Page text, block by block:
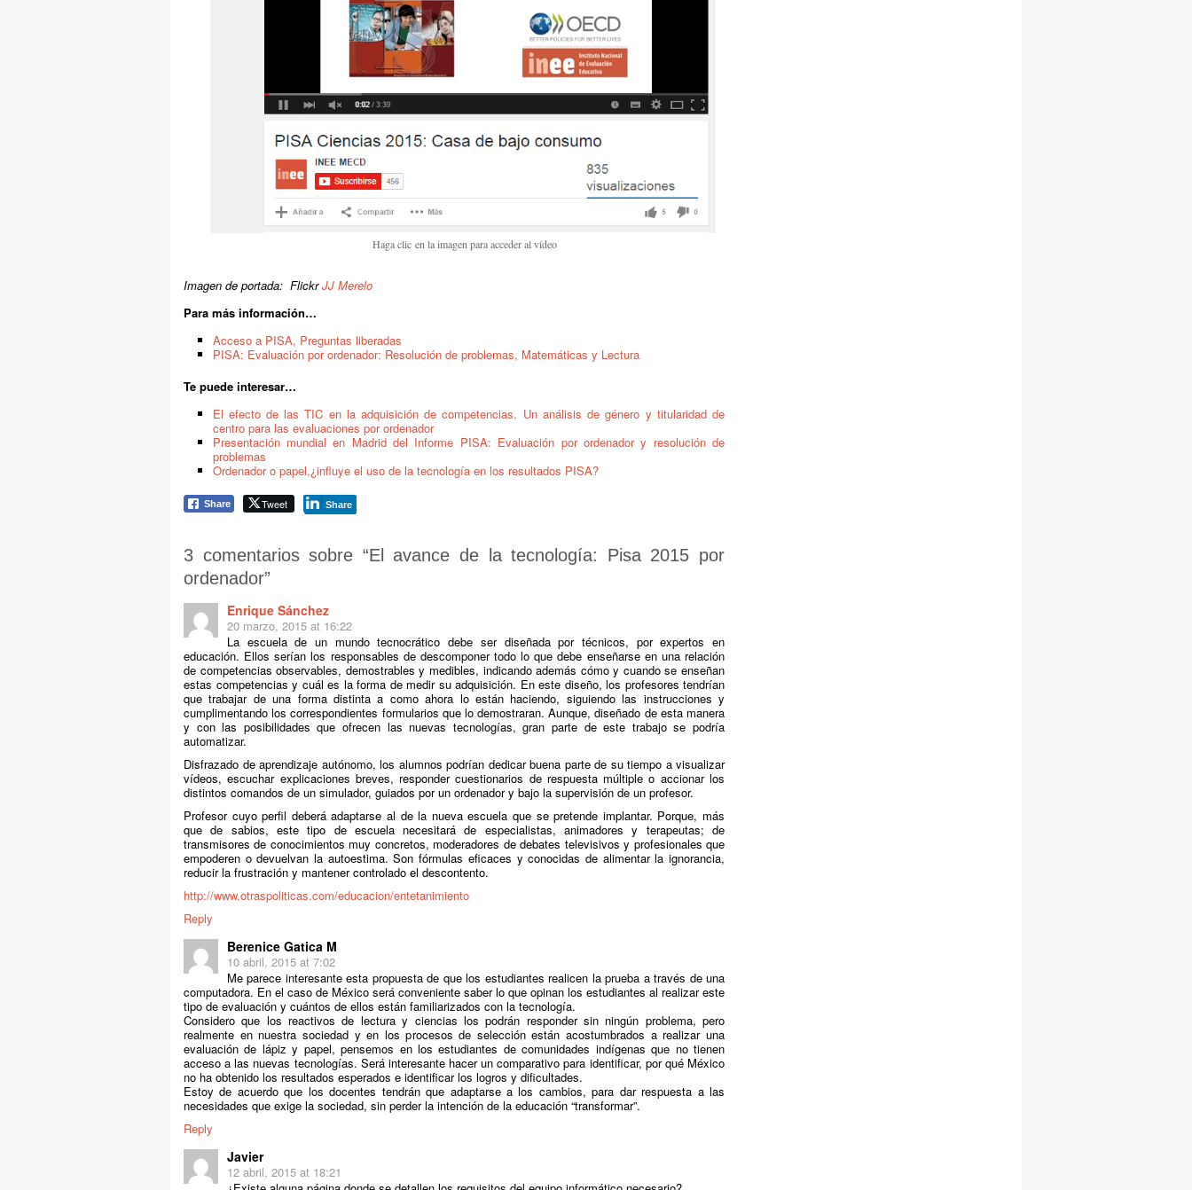
Haga clic en la imagen para acceder al vídeo
Imagen de portada: FlickrJJ Merelo
Para más información…
Acceso a PISA, Preguntas liberadas
PISA: Evaluación por ordenador: Resolución de problemas, Matemáticas y Lectura
Te puede interesar…
El efecto de las TIC en la adquisición de competencias. Un análisis de género y titularidad de
centro para las evaluaciones por ordenador
Presentación mundial en Madrid del Informe PISA: Evaluación por ordenador y resolución de
problemas
Ordenador o papel,¿influye el uso de la tecnología en los resultados PISA?
Share Tweet Share
3 comentarios sobre “El avance de la tecnología: Pisa 2015 por
ordenador”
Enrique Sánchez
20 marzo, 2015 at 16:22
La escuela de un mundo tecnocrático debe ser diseñada por técnicos, por expertos en
educación. Ellos serían los responsables de descomponer todo lo que debe enseñarse en una relación
de competencias observables, demostrables y medibles, indicando además cómo y cuando se enseñan
estas competencias y cuál es la forma de medir su adquisición. En este diseño, los profesores tendrían
que trabajar de una forma distinta a como ahora lo están haciendo, siguiendo las instrucciones y
cumplimentando los correspondientes formularios que lo demostraran. Aunque, diseñado de esta manera
y con las posibilidades que ofrecen las nuevas tecnologías, gran parte de este trabajo se podría
automatizar.
Disfrazado de aprendizaje autónomo, los alumnos podrían dedicar buena parte de su tiempo a visualizar
vídeos, escuchar explicaciones breves, responder cuestionarios de respuesta múltiple o accionar los
distintos comandos de un simulador, guiados por un ordenador y bajo la supervisión de un profesor.
Profesor cuyo perfil deberá adaptarse al de la nueva escuela que se pretende implantar. Porque, más
que de sabios, este tipo de escuela necesitará de especialistas, animadores y terapeutas; de
transmisores de conocimientos muy concretos, moderadores de debates televisivos y profesionales que
empoderen o devuelvan la autoestima. Son fórmulas eficaces y conocidas de alimentar la ignorancia,
reducir la frustración y mantener controlado el descontento.
http://www.otraspoliticas.com/educacion/entetanimiento
Reply
Berenice Gatica M
10 abril, 2015 at 7:02
Me parece interesante esta propuesta de que los estudiantes realicen la prueba a través de una
computadora. En el caso de México será conveniente saber lo que opinan los estudiantes al realizar este
tipo de evaluación y cuántos de ellos están familiarizados con la tecnología.
Considero que los reactivos de lectura y ciencias los podrán responder sin ningún problema, pero
realmente en nuestra sociedad y en los procesos de selección están acostumbrados a realizar una
evaluación de lápiz y papel, pensemos en los estudiantes de comunidades indígenas que no tienen
acceso a las nuevas tecnologías. Será interesante hacer un comparativo para identificar, por qué México
no ha obtenido los resultados esperados e identificar los logros y dificultades.
Estoy de acuerdo que los docentes tendrán que adaptarse a los cambios, para dar respuesta a las
necesidades que exige la sociedad, sin perder la intención de la educación “transformar”.
Reply
Javier
12 abril, 2015 at 18:21